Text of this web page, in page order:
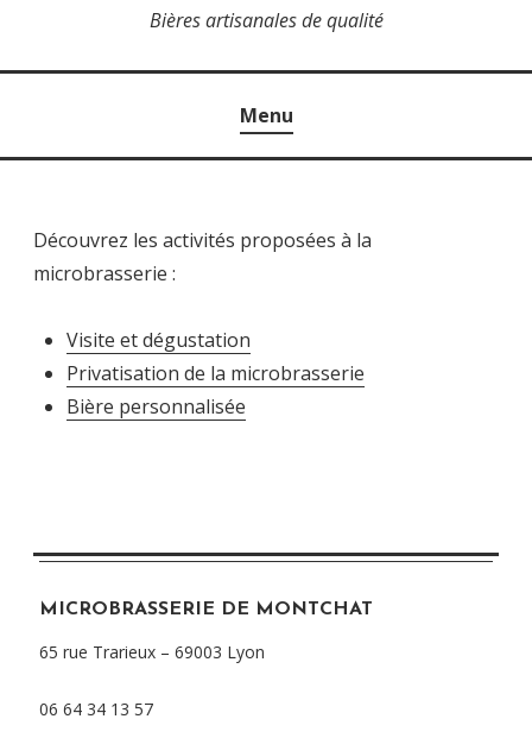
Bières artisanales de qualité
Menu
Découvrez les activités proposées à la
microbrasserie :
Visite et dégustation
Privatisation de la microbrasserie
Bière personnalisée
MICROBRASSERIE DE MONTCHAT
65 rue Trarieux – 69003 Lyon
06 64 34 13 57